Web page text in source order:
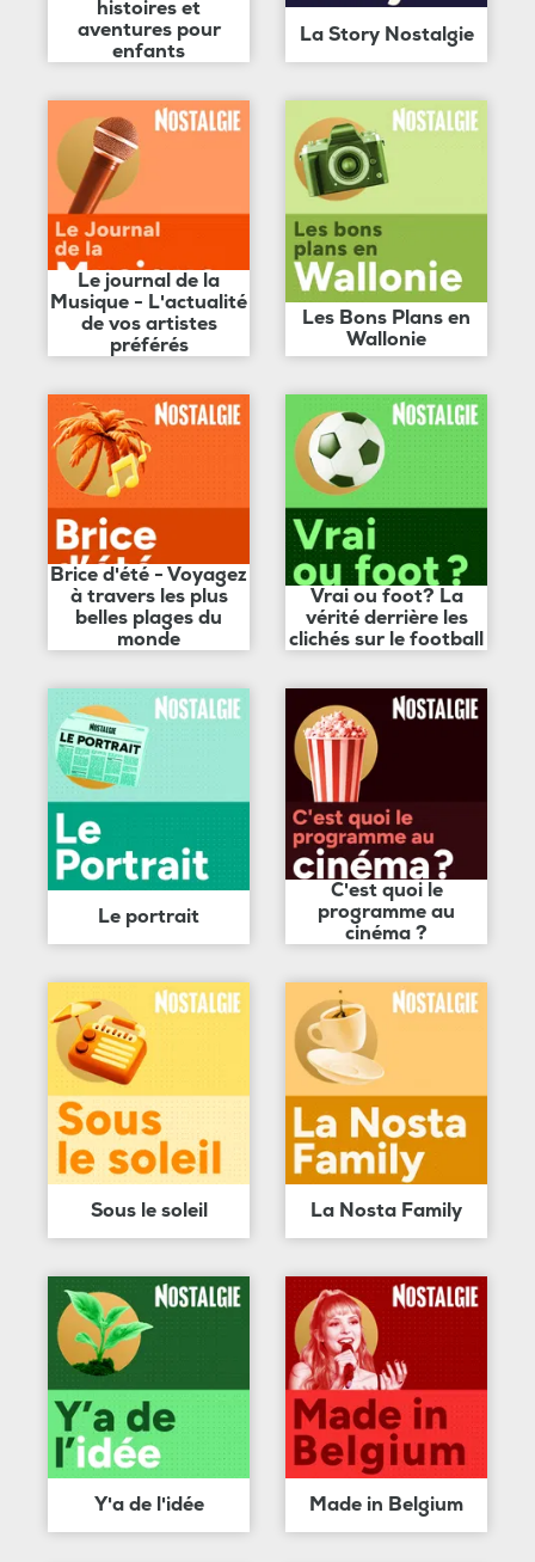
histoires et
aventures pour
enfants
La Story Nostalgie
Le journal de la
Musique - L'actualité
de vos artistes
préférés
Les Bons Plans en
Wallonie
Brice d'été - Voyagez
à travers les plus
belles plages du
monde
Vrai ou foot? La
vérité derrière les
clichés sur le football
Le portrait
C'est quoi le
programme au
cinéma ?
Sous le soleil La Nosta Family
Y'a de l'idée Made in Belgium